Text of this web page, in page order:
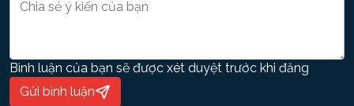
Bình luận của bạn sẽ được xét duyệt trước khi đăng
Gửi bình luận